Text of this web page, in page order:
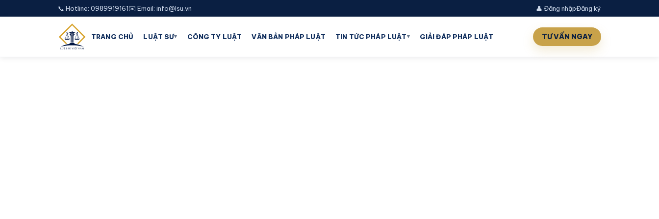
📞 Hotline: 0989919161✉️ Email: info@lsu.vn 👤 Đăng nhậpĐăng ký
TRANG CHỦ LUẬT SƯ▾ CÔNG TY LUẬT VĂN BẢN PHÁP LUẬT TIN TỨC PHÁP LUẬT▾ GIẢI ĐÁP PHÁP LUẬT TƯ VẤN NGAY